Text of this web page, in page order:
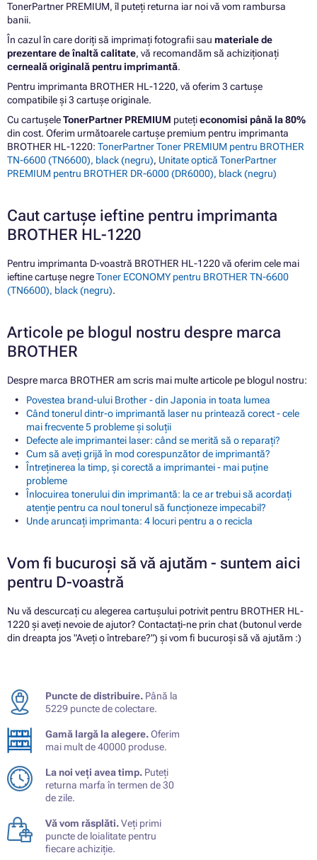
TonerPartner PREMIUM, îl puteți returna iar noi vă vom rambursa
banii.
În cazul în care doriți să imprimați fotografii sau materiale de
prezentare de înaltă calitate, vă recomandăm să achiziționați
cerneală originală pentru imprimantă.
Pentru imprimanta BROTHER HL-1220, vă oferim 3 cartușe
compatibile și 3 cartușe originale.
Cu cartușeleTonerPartner PREMIUM putețieconomisi până la 80%
din cost. Oferim următoarele cartușe premium pentru imprimanta
BROTHER HL-1220: TonerPartner Toner PREMIUM pentru BROTHER
TN-6600 (TN6600), black (negru), Unitate optică TonerPartner
PREMIUM pentru BROTHER DR-6000 (DR6000), black (negru)
Caut cartușe ieftine pentru imprimanta
BROTHER HL-1220
Pentru imprimanta D-voastră BROTHER HL-1220 vă oferim cele mai
ieftine cartușe negreToner ECONOMY pentru BROTHER TN-6600
(TN6600), black (negru).
Articole pe blogul nostru despre marca
BROTHER
Despre marca BROTHER am scris mai multe articole pe blogul nostru:
Povestea brand-ului Brother - din Japonia in toata lumea
Când tonerul dintr-o imprimantă laser nu printează corect - cele
mai frecvente 5 probleme și soluții
Defecte ale imprimantei laser: când se merită să o reparați?
Cum să aveți grijă în mod corespunzător de imprimantă?
Întreținerea la timp, și corectă a imprimantei - mai puține
probleme
Înlocuirea tonerului din imprimantă: la ce ar trebui să acordați
atenție pentru ca noul tonerul să funcționeze impecabil?
Unde aruncați imprimanta: 4 locuri pentru a o recicla
Vom fi bucuroși să vă ajutăm - suntem aici
pentru D-voastră
Nu vă descurcați cu alegerea cartușului potrivit pentru BROTHER HL-
1220 și aveți nevoie de ajutor? Contactați-ne prin chat (butonul verde
din dreapta jos "Aveți o întrebare?") și vom fi bucuroși să vă ajutăm :)
Puncte de distribuire. Până la
5229 puncte de colectare.
Gamă largă la alegere.Oferim
mai mult de 40000 produse.
La noi veți avea timp. Puteți
returna marfa în termen de 30
de zile.
Vă vom răsplăti.Veți primi
puncte de loialitate pentru
fiecare achiziție.